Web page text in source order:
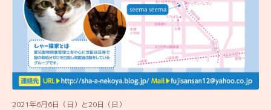
2021年6月6日（日）と20日（日）